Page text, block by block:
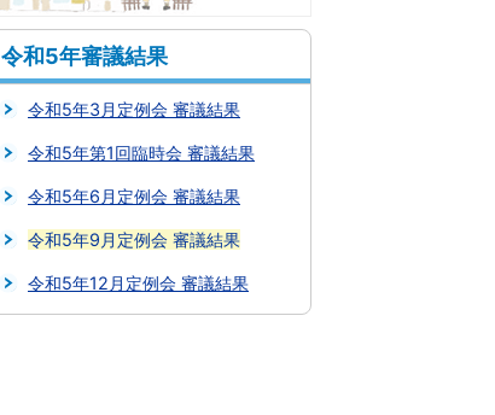
令和5年審議結果
令和5年3月定例会 審議結果
令和5年第1回臨時会 審議結果
令和5年6月定例会 審議結果
令和5年9月定例会 審議結果
令和5年12月定例会 審議結果